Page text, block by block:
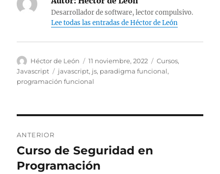
Desarrollador de software, lector compulsivo.
Lee todas las entradas de Héctor de León
Autor
Héctor de León
Publicado
el
11 noviembre, 2022 Categorías
Cursos,
Javascript
Etiquetas
javascript, js, paradigma funcional,
programación funcional
de
entradas
ANTERIOR
Entrada
anterior:
Curso de Seguridad en
Programación